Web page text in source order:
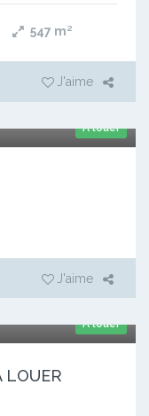
547 m²
J'aime
A louer
J'aime
A louer
LOUER